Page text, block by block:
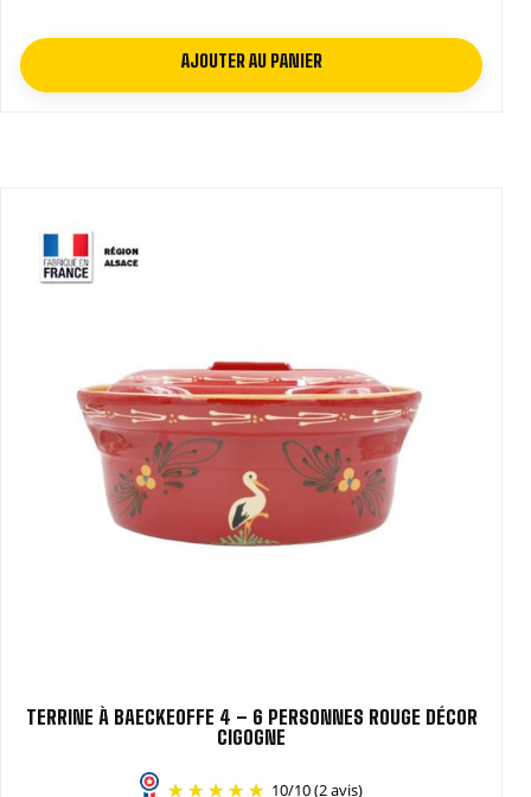
AJOUTER AU PANIER
TERRINE À BAECKEOFFE 4 – 6 PERSONNES ROUGE DÉCOR
CIGOGNE
10/10(2 avis)